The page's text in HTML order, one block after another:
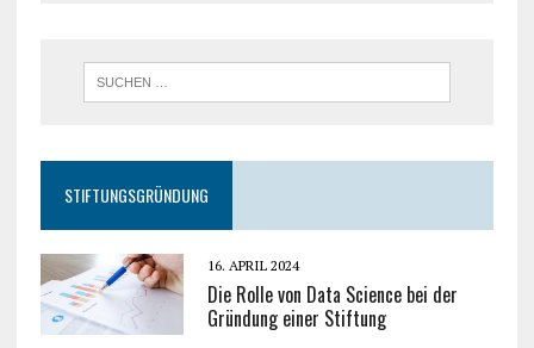
STIFTUNGSGRÜNDUNG
16. APRIL 2024
Die Rolle von Data Science bei der
Gründung einer Stiftung